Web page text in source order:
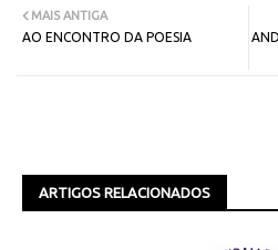
MAIS ANTIGA
AO ENCONTRO DA POESIA
ARTIGOS RELACIONADOS